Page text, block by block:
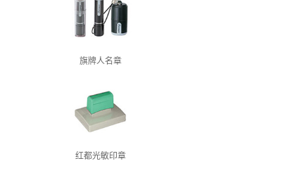
旗牌人名章
红都光敏印章